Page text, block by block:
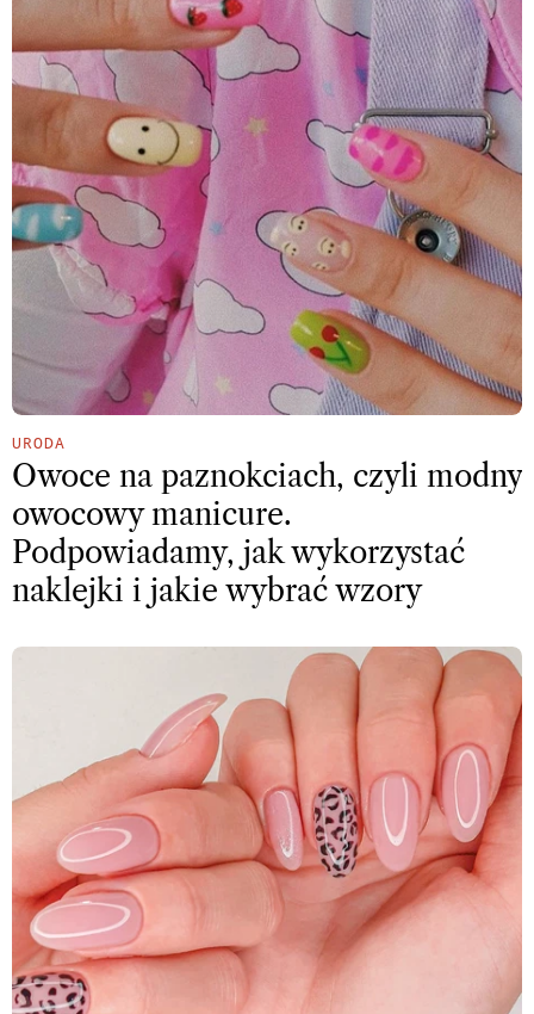
URODA
Owoce na paznokciach, czyli modny
owocowy manicure.
Podpowiadamy, jak wykorzystać
naklejki i jakie wybrać wzory